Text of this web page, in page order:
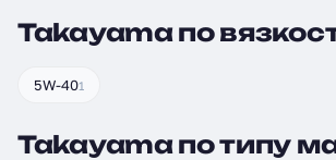
Takayama по
5W-401
Takayama по типу